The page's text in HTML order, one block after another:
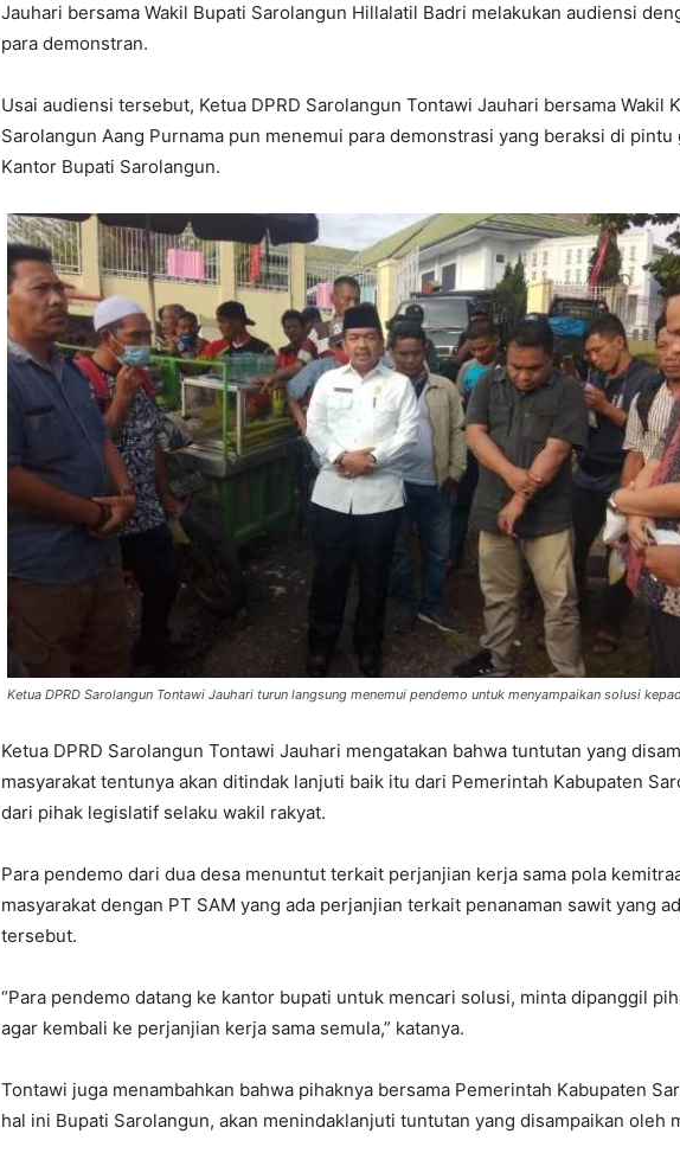
Jauhari bersama Wakil Bupati Sarolangun Hillalatil Badri melakukan audiensi
para demonstran.
Usai audiensi tersebut, Ketua DPRD Sarolangun Tontawi Jauhari bersama Wakil
Sarolangun Aang Purnama pun menemui para demonstrasi yang beraksi di pintu
Kantor Bupati Sarolangun.
Ketua DPRD Sarolangun Tontawi Jauhari turun langsung menemui pendemo untuk menyampaikan solusi
Ketua DPRD Sarolangun Tontawi Jauhari mengatakan bahwa tuntutan yang
masyarakat tentunya akan ditindak lanjuti baik itu dari Pemerintah Kabupaten
dari pihak legislatif selaku wakil rakyat.
Para pendemo dari dua desa menuntut terkait perjanjian kerja sama pola
masyarakat dengan PT SAM yang ada perjanjian terkait penanaman sawit yang
tersebut.
“Para pendemo datang ke kantor bupati untuk mencari solusi, minta dipanggil
agar kembali ke perjanjian kerja sama semula,” katanya.
Tontawi juga menambahkan bahwa pihaknya bersama Pemerintah Kabupaten
hal ini Bupati Sarolangun, akan menindaklanjuti tuntutan yang disampaikan oleh